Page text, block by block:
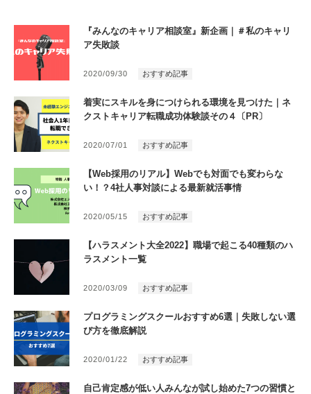
『みんなのキャリア相談室』新企画｜＃私のキャリ
ア失敗談
2020/09/30 おすすめ記事
着実にスキルを身につけられる環境を見つけた｜ネ
クストキャリア転職成功体験談その４〔PR〕
2020/07/01 おすすめ記事
【Web採用のリアル】Webでも対面でも変わらな
い！？4社人事対談による最新就活事情
2020/05/15 おすすめ記事
【ハラスメント大全2022】職場で起こる40種類のハ
ラスメント一覧
2020/03/09 おすすめ記事
プログラミングスクールおすすめ6選｜失敗しない選
び方を徹底解説
2020/01/22 おすすめ記事
自己肯定感が低い人みんなが試し始めた7つの習慣と